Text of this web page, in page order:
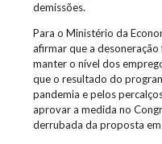
demissões.
Para o Ministério da
afirmar que a
manter o nível dos
que o resultado do
pandemia e pelos
aprovar a medida no
derrubada da proposta